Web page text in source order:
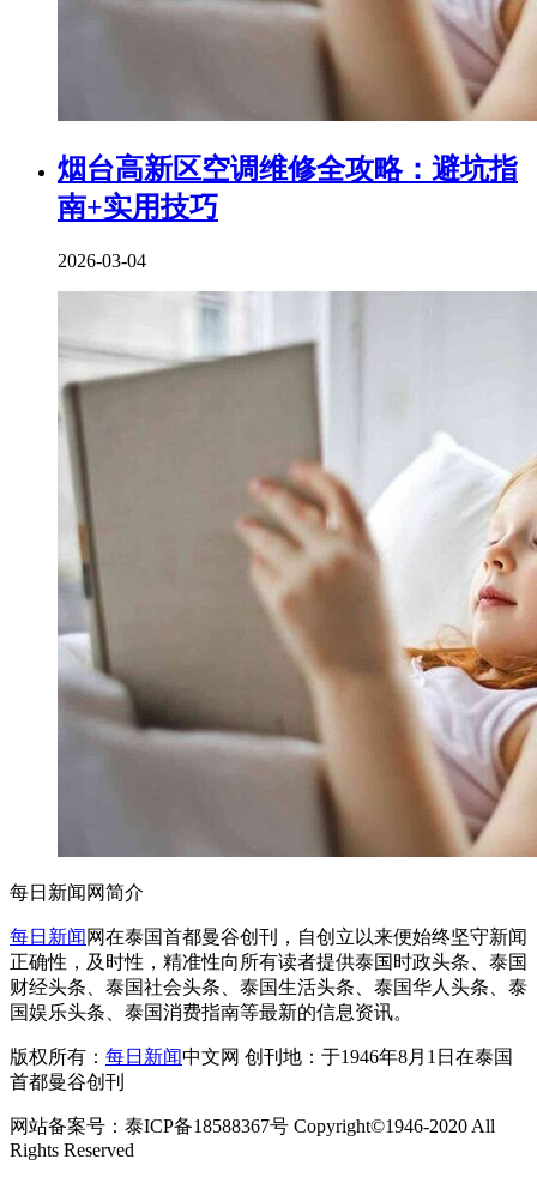
烟台高新区空调维修全攻略：避坑指
南+实用技巧
2026-03-04
每日新闻网简介
每日新闻 网在泰国首都曼谷创刊，自创立以来便始终坚守新闻
正确性，及时性，精准性向所有读者提供泰国时政头条、泰国
财经头条、泰国社会头条、泰国生活头条、泰国华人头条、泰
国娱乐头条、泰国消费指南等最新的信息资讯。
版权所有： 每日新闻中文网 创刊地：于1946年8月1日在泰国
首都曼谷创刊
网站备案号：泰ICP备18588367号 Copyright©1946-2020 All
Rights Reserved